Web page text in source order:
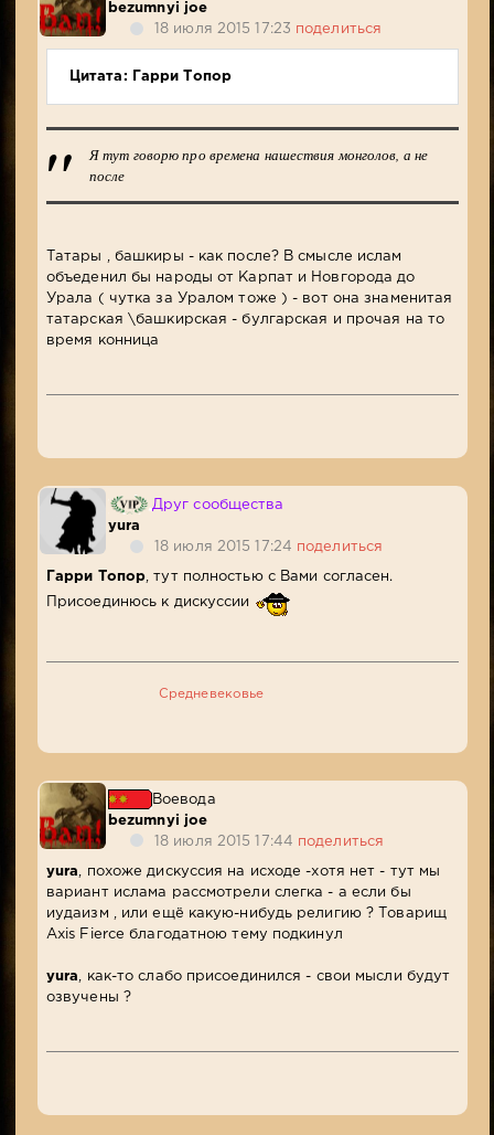
bezumnyi joe
18 июля 2015 17:23
поделиться
Цитата: Гарри Топор
Я тут говорю про времена нашествия монголов, а не
после
Татары , башкиры - как после? В смысле ислам
объеденил бы народы от Карпат и Новгорода до
Урала ( чутка за Уралом тоже ) - вот она знаменитая
татарская \башкирская - булгарская и прочая на то
время конница
Друг сообщества
yura
18 июля 2015 17:24 поделиться
Гарри Топор , тут полностью с Вами согласен.
Присоединюсь к дискуссии
Средневековье
Воевода
bezumnyi joe
18 июля 2015 17:44 поделиться
yura
, похоже дискуссия на исходе -хотя нет - тут мы
вариант ислама рассмотрели слегка - а если бы
иудаизм , или ещё какую-нибудь религию ? Товарищ
Axis Fierce благодатною тему подкинул
yura
, как-то слабо присоединился - свои мысли будут
озвучены ?